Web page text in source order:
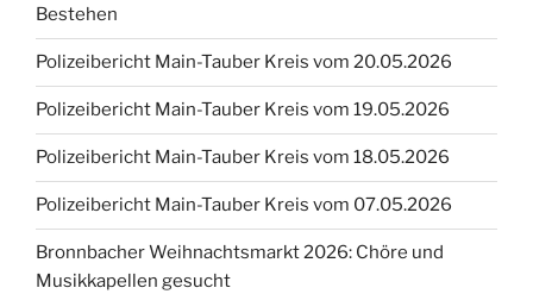
Bestehen
Polizeibericht Main-Tauber Kreis vom 20.05.2026
Polizeibericht Main-Tauber Kreis vom 19.05.2026
Polizeibericht Main-Tauber Kreis vom 18.05.2026
Polizeibericht Main-Tauber Kreis vom 07.05.2026
Bronnbacher Weihnachtsmarkt 2026: Chöre und
Musikkapellen gesucht